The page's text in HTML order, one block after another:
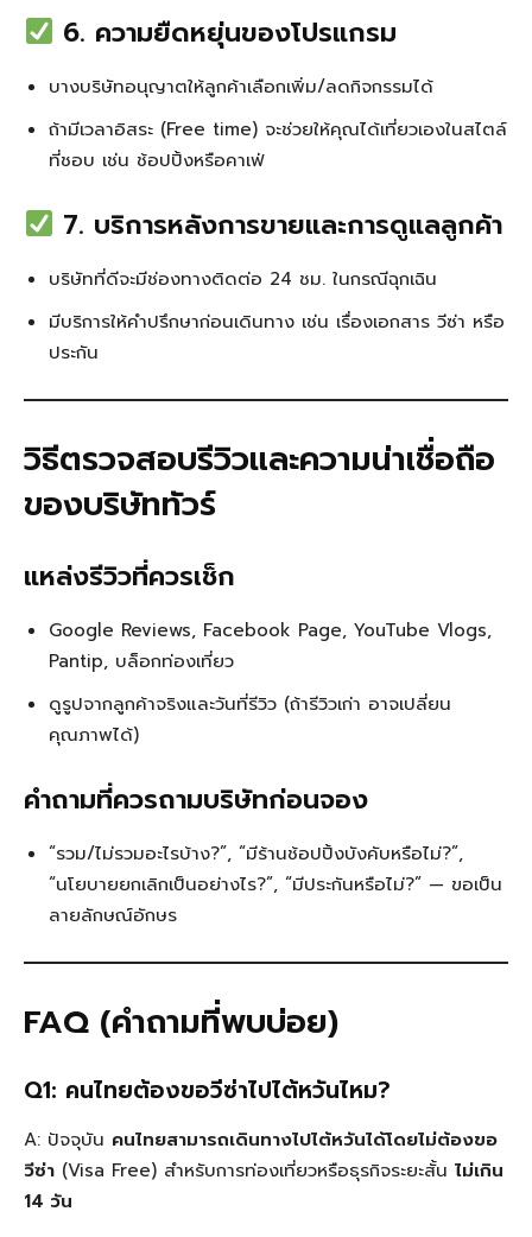
6. ความยืดหยุ่นของโปรแกรม
บางบริษัทอนุญาตให้ลูกค้าเลือกเพิ่ม/ลดกิจกรรมได้
ถ้ามีเวลาอิสระ (Free time) จะช่วยให้คุณได้เที่ยวเองในสไตล์
ที่ชอบ เช่น ช้อปปิ้งหรือคาเฟ่
7. บริการหลังการขายและการดูแลลูกค้า
บริษัทที่ดีจะมีช่องทางติดต่อ 24 ชม. ในกรณีฉุกเฉิน
มีบริการให้คำปรึกษาก่อนเดินทาง เช่น เรื่องเอกสาร วีซ่า หรือ
ประกัน
วิธีตรวจสอบรีวิวและความน่าเชื่อถือ
ของบริษัททัวร์
แหล่งรีวิวที่ควรเช็ก
Google Reviews, Facebook Page, YouTube Vlogs,
Pantip, บล็อกท่องเที่ยว
ดูรูปจากลูกค้าจริงและวันที่รีวิว (ถ้ารีวิวเก่า อาจเปลี่ยน
คุณภาพได้)
คำถามที่ควรถามบริษัทก่อนจอง
“รวม/ไม่รวมอะไรบ้าง?”, “มีร้านช้อปปิ้งบังคับหรือไม่?”,
“นโยบายยกเลิกเป็นอย่างไร?”, “มีประกันหรือไม่?” — ขอเป็น
ลายลักษณ์อักษร
FAQ (คำถามที่พบบ่อย)
Q1: คนไทยต้องขอวีซ่าไปไต้หวันไหม?
A: ปัจจุบัน คนไทยสามารถเดินทางไปไต้หวันได้โดยไม่ต้องขอ
วีซ่า (Visa Free) สำหรับการท่องเที่ยวหรือธุรกิจระยะสั้น ไม่เกิน
14 วัน